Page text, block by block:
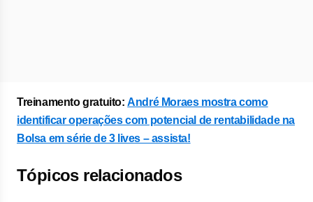
Treinamento gratuito:André Moraes mostra como
identificar operações com potencial de rentabilidade na
Bolsa em série de 3 lives – assista!
Tópicos relacionados